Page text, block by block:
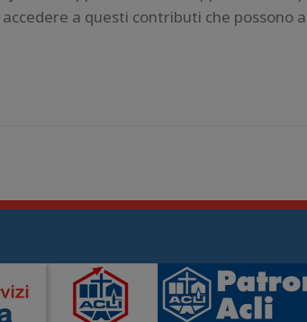
accedere a questi contributi che